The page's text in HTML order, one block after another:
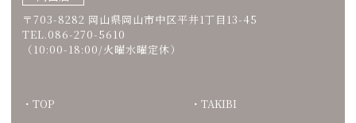
〒703-8282 岡山県岡山市中区平井1丁目13-45
TEL.086-270-5610
（10:00-18:00/火曜水曜定休）
TOP
TAKIBI